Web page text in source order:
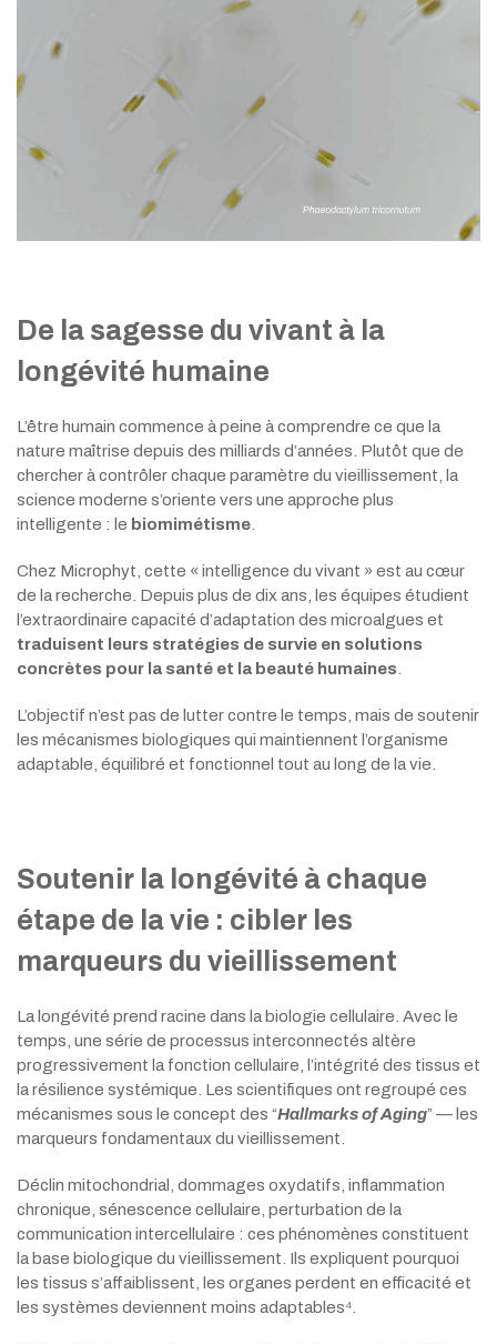
De la sagesse du vivant à la
longévité humaine
L’être humain commence à peine à comprendre ce que la
nature maîtrise depuis des milliards d’années. Plutôt que de
chercher à contrôler chaque paramètre du vieillissement, la
science moderne s’oriente vers une approche plus
intelligente : le biomimétisme
Chez Microphyt, cette « intelligence du vivant » est au cœur
de la recherche. Depuis plus de dix ans, les équipes étudient
l’extraordinaire capacité d’adaptation des microalgues et
traduisent leurs stratégies de survie en solutions
concrètes pour la santé et la beauté humaines
L’objectif n’est pas de lutter contre le temps, mais de soutenir
les mécanismes biologiques qui maintiennent l’organisme
adaptable, équilibré et fonctionnel tout au long de la vie.
Soutenir la longévité à chaque
étape de la vie : cibler les
marqueurs du vieillissement
La longévité prend racine dans la biologie cellulaire. Avec le
temps, une série de processus interconnectés altère
progressivement la fonction cellulaire, l’intégrité des tissus et
la résilience systémique. Les scientifiques ont regroupé ces
mécanismes sous le concept des “Hallmarks of Aging” — les
marqueurs fondamentaux du vieillissement.
Déclin mitochondrial, dommages oxydatifs, inflammation
chronique, sénescence cellulaire, perturbation de la
communication intercellulaire : ces phénomènes constituent
la base biologique du vieillissement. Ils expliquent pourquoi
les tissus s’affaiblissent, les organes perdent en efficacité et
les systèmes deviennent moins adaptables⁴.